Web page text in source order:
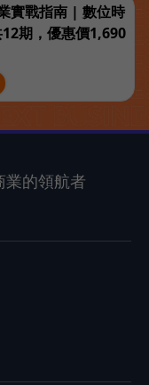
實戰指南 | 數位時
期，優惠價1,690
業的領航者